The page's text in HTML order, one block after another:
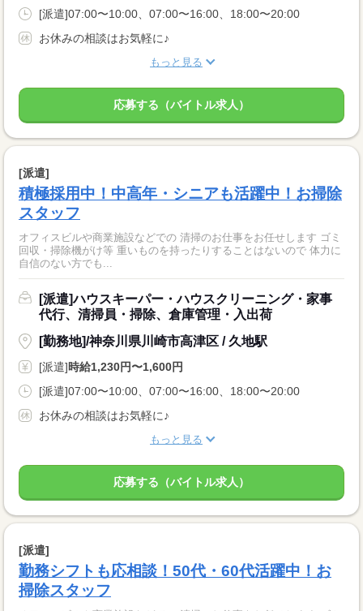
[派遣]07:00〜10:00、07:00〜16:00、18:00〜20:00
お休みの相談はお気軽に♪
もっと見る
応募する（バイトル求人）
[派遣]
積極採用中！中高年・シニアも活躍中！お掃除
スタッフ
オフィスビルや商業施設などでの 清掃のお仕事をお任せします ゴミ
回収・掃除機がけ等 重いものを持ったりすることはないので 体力に
自信のない方でも...
[派遣]ハウスキーパー・ハウスクリーニング・家事
代行、清掃員・掃除、倉庫管理・入出荷
[勤務地]/神奈川県川崎市高津区 / 久地駅
[派遣]時給1,230円〜1,600円
[派遣]07:00〜10:00、07:00〜16:00、18:00〜20:00
お休みの相談はお気軽に♪
もっと見る
応募する（バイトル求人）
[派遣]
勤務シフトも応相談！50代・60代活躍中！お
掃除スタッフ